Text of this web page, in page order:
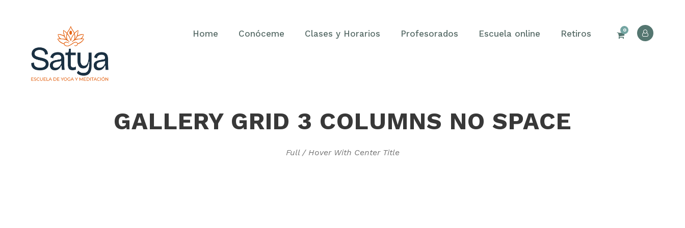
Home Conóceme Clases y Horarios Profesorados Escuela online Retiros 0
GALLERY GRID 3 COLUMNS NO SPACE
Full / Hover With Center Title